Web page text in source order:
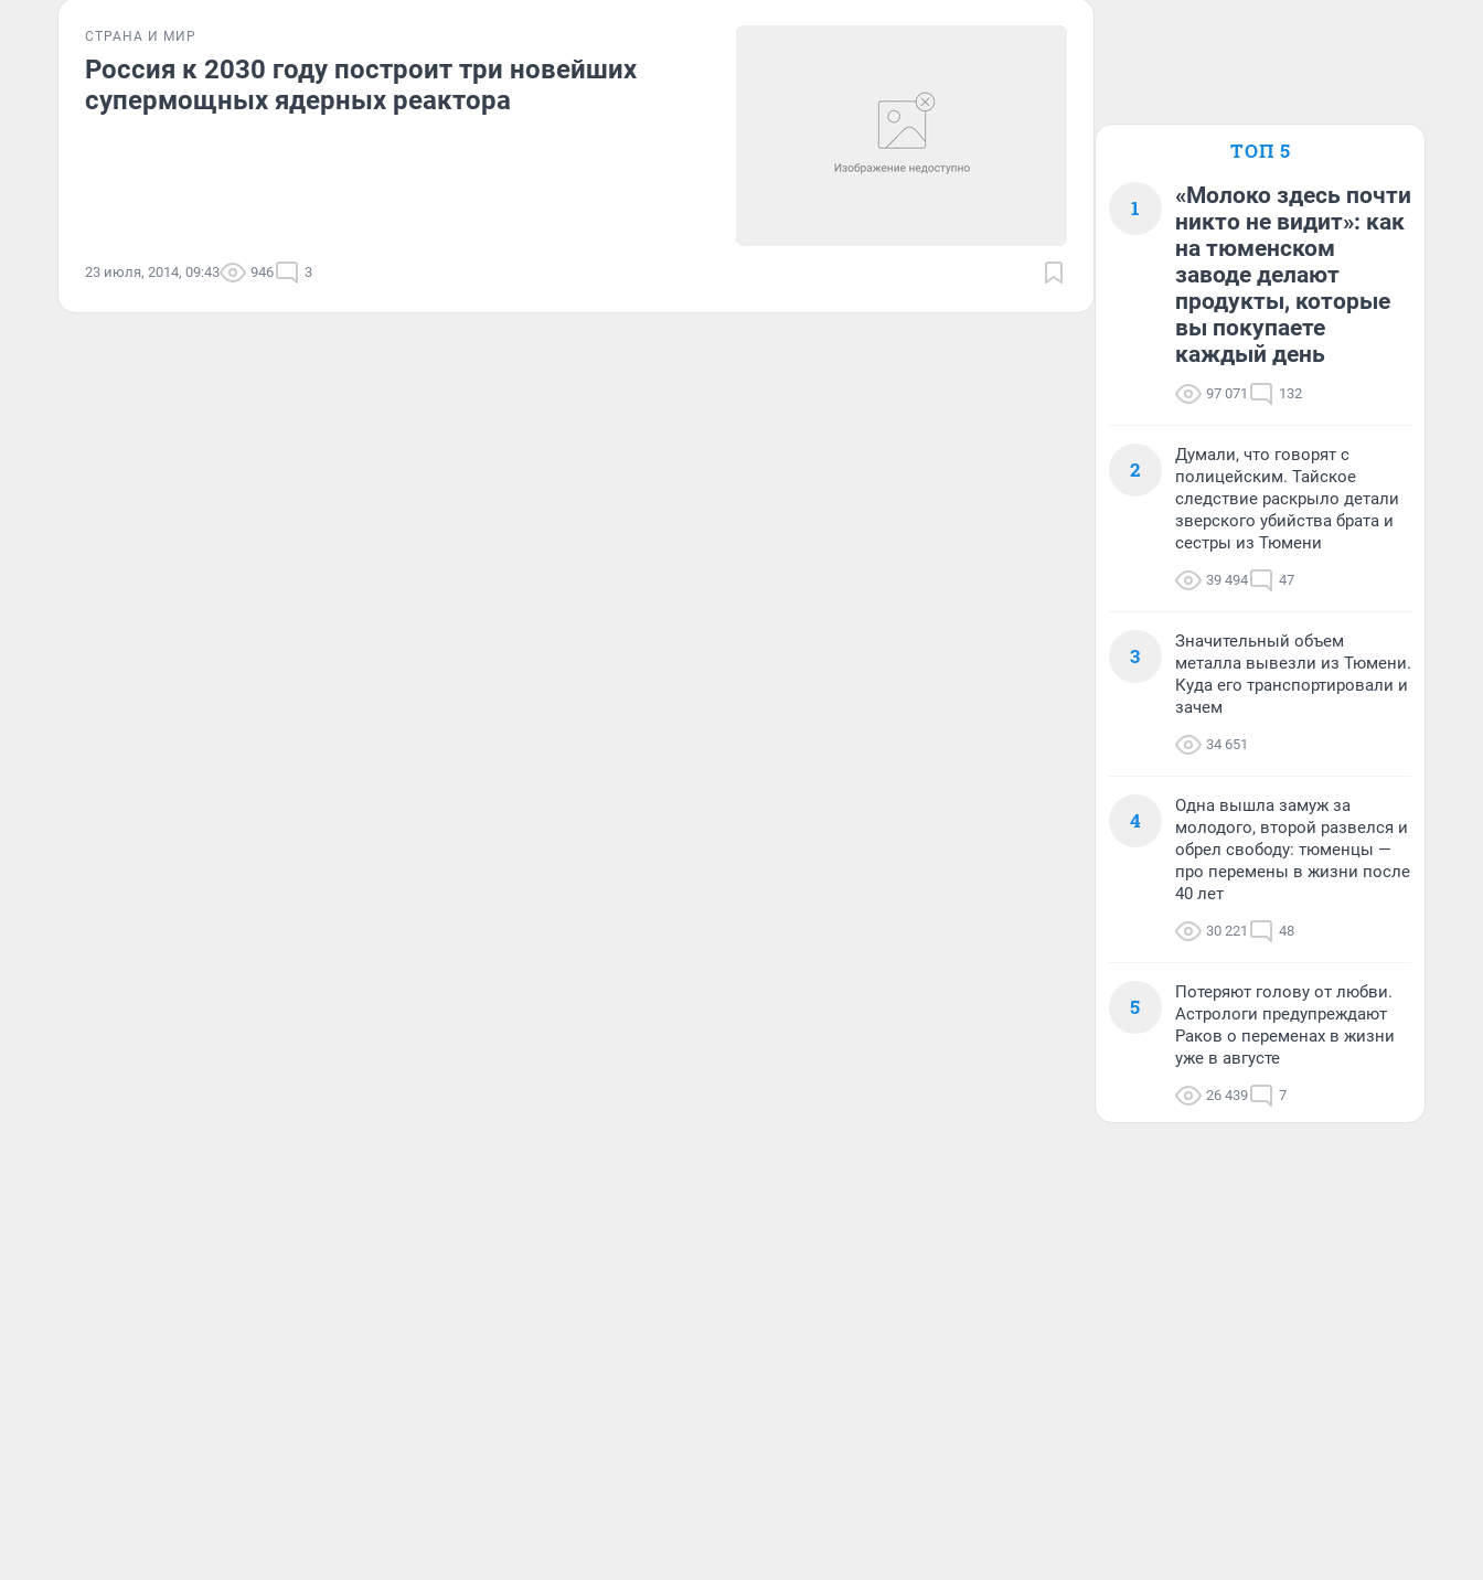
СТРАНА И МИР
Россия к 2030 году построит три новейших
супермощных ядерных реактора
23 июля, 2014, 09:43 946 3
ТОП 5
1
«Молоко здесь почти
никто не видит»: как
на тюменском
заводе делают
продукты, которые
вы покупаете
каждый день
97 071 132
2
Думали, что говорят с
полицейским. Тайское
следствие раскрыло детали
зверского убийства брата и
сестры из Тюмени
39 494 47
3
Значительный объем
металла вывезли из Тюмени.
Куда его транспортировали и
зачем
34 651
4
Одна вышла замуж за
молодого, второй развелся и
обрел свободу: тюменцы —
про перемены в жизни после
40 лет
30 221 48
5
Потеряют голову от любви.
Астрологи предупреждают
Раков о переменах в жизни
уже в августе
26 439 7